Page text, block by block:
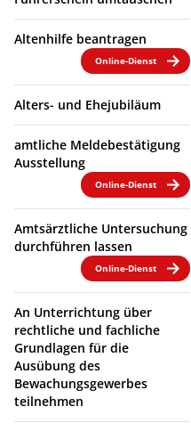
Altenhilfe beantragen
Online-Dienst
Alters- und Ehejubiläum
amtliche Meldebestätigung
Ausstellung
Online-Dienst
Amtsärztliche Untersuchung
durchführen lassen
Online-Dienst
An Unterrichtung über
rechtliche und fachliche
Grundlagen für die
Ausübung des
Bewachungsgewerbes
teilnehmen